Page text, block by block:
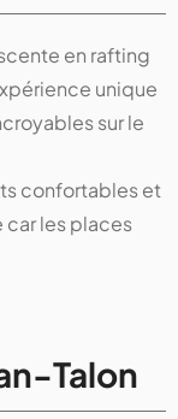
en rafting
unique
sur le
confortables et
car les places
Talon